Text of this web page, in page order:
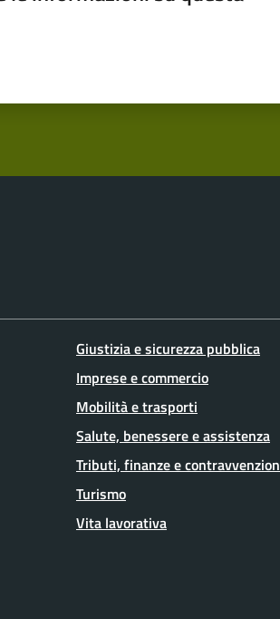
Giustizia e sicurezza pubblica
Imprese e commercio
Mobilità e trasporti
Salute, benessere e assistenza
Tributi, finanze e
Turismo
Vita lavorativa